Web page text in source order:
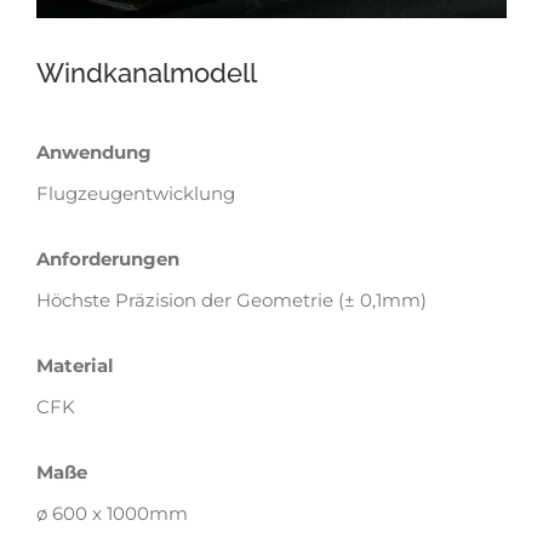
Windkanalmodell
Anwendung
Flugzeugentwicklung
Anforderungen
Höchste Präzision der Geometrie (± 0,1mm)
Material
CFK
Maße
ø 600 x 1000mm